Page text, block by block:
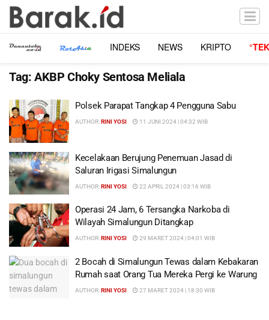
INDEKS NEWS KRIPTO
Tag: AKBP Choky Sentosa Meliala
Polsek Parapat Tangkap 4 Pengguna Sabu
AUTHOR:RINI YOSI 11 JUNI 2024 | 04:32 WIB
Kecelakaan Berujung Penemuan Jasad di
Saluran Irigasi Simalungun
AUTHOR:RINI YOSI 22 APRIL 2024 | 03:16 WIB
Operasi 24 Jam, 6 Tersangka Narkoba di
Wilayah Simalungun Ditangkap
AUTHOR:RINI YOSI 29 MARET 2024 | 04:01 WIB
2 Bocah di Simalungun Tewas dalam Kebakaran
Rumah saat Orang Tua Mereka Pergi ke Warung
AUTHOR:RINI YOSI 27 MARET 2024 | 18:30 WIB